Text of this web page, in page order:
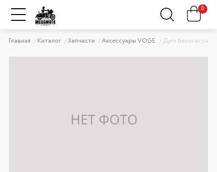
0
Главная Каталог Запчасти Аксессуары VOGE Дуги